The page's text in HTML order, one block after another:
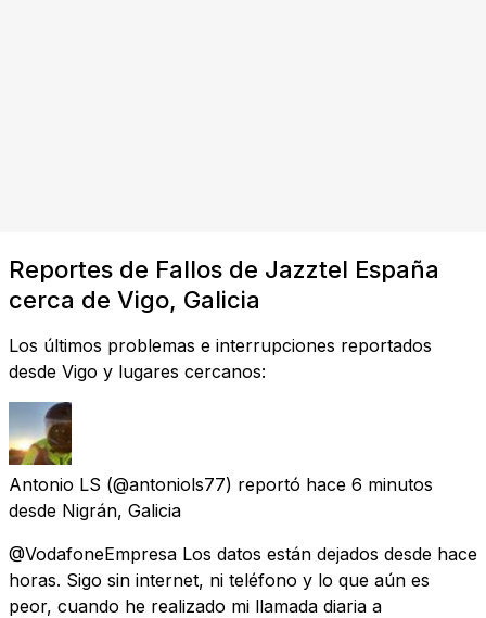
Reportes de Fallos de Jazztel España
cerca de Vigo, Galicia
Los últimos problemas e interrupciones reportados
desde Vigo y lugares cercanos:
Antonio LS (@antoniols77) reportó hace 6 minutos
desde Nigrán, Galicia
@VodafoneEmpresa Los datos están dejados desde hace
horas. Sigo sin internet, ni teléfono y lo que aún es
peor, cuando he realizado mi llamada diaria a